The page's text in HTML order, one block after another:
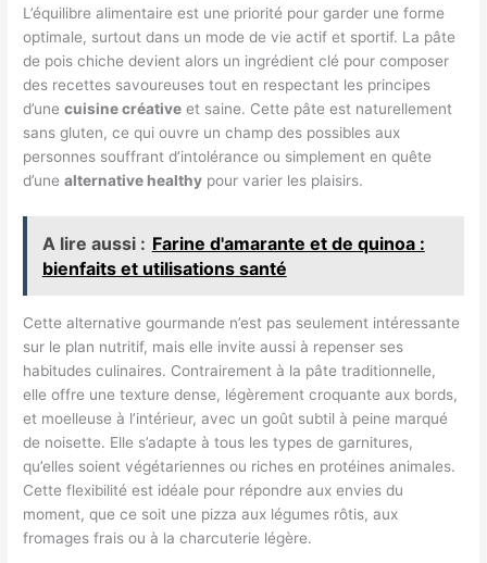
L’équilibre alimentaire est une priorité pour garder une forme
optimale, surtout dans un mode de vie actif et sportif. La pâte
de pois chiche devient alors un ingrédient clé pour composer
des recettes savoureuses tout en respectant les principes
d’unecuisine créative et saine. Cette pâte est naturellement
sans gluten, ce qui ouvre un champ des possibles aux
personnes souffrant d’intolérance ou simplement en quête
d’unealternative healthy pour varier les plaisirs.
A lire aussi : Farine d'amarante et de quinoa :
bienfaits et utilisations santé
Cette alternative gourmande n’est pas seulement intéressante
sur le plan nutritif, mais elle invite aussi à repenser ses
habitudes culinaires. Contrairement à la pâte traditionnelle,
elle offre une texture dense, légèrement croquante aux bords,
et moelleuse à l’intérieur, avec un goût subtil à peine marqué
de noisette. Elle s’adapte à tous les types de garnitures,
qu’elles soient végétariennes ou riches en protéines animales.
Cette flexibilité est idéale pour répondre aux envies du
moment, que ce soit une pizza aux légumes rôtis, aux
fromages frais ou à la charcuterie légère.